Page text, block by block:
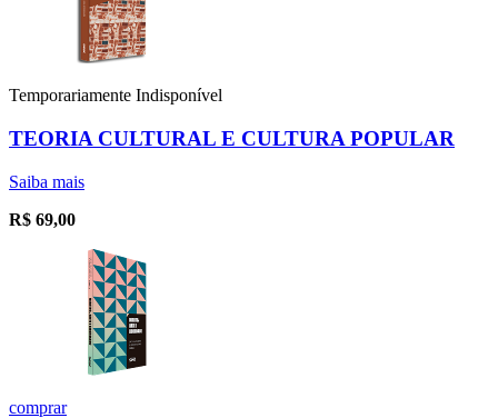
Temporariamente Indisponível
TEORIA CULTURAL E CULTURA POPULAR
Saiba mais
R$ 69,00
comprar